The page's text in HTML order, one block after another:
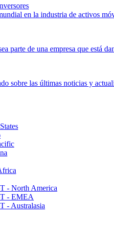
en la industria de activos
parte de una empresa que está
sobre las últimas noticias y
- North America
- EMEA
- Australasia